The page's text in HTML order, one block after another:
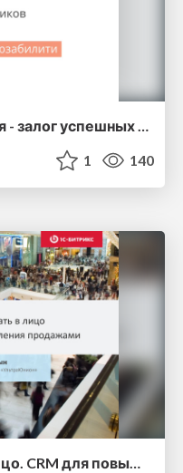
"Удобство для покупателя - залог успешных продаж. Юзабилити сайта" [ Иван Серебренников ]
1 140
"Клиента нужно знать в лицо. CRM для повышения продаж" [Денис Синицын]